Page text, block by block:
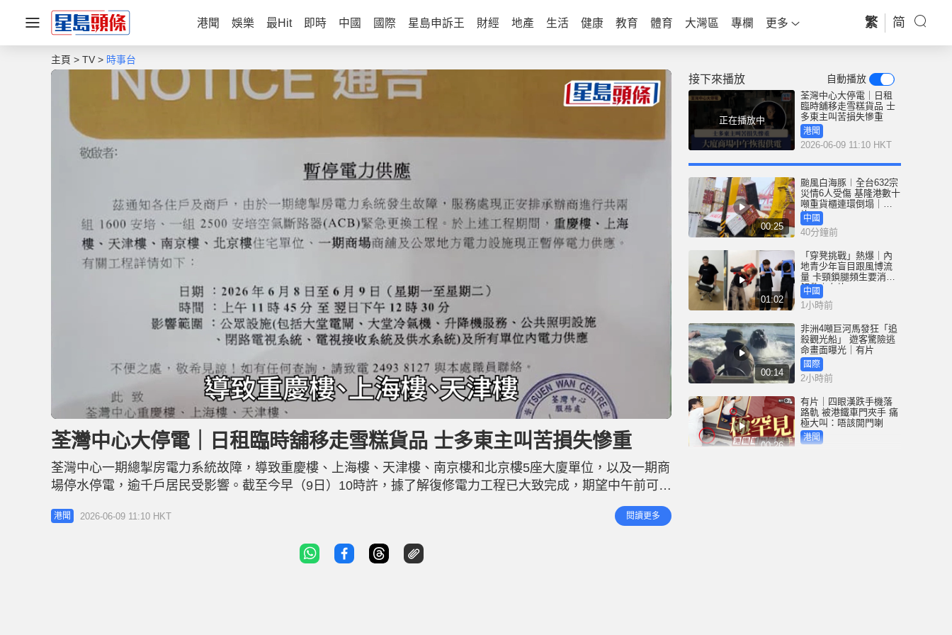
港聞 娛樂 最Hit 即時 中國 國際 星島申訴王 財經 地產 生活 健康 教育 體育 大灣區 專欄 更多 繁 简
主頁 TV 時事台
U
n
u
t
e
o
d
e
d
2
.
1
3
荃灣中心大停電｜日租臨時舖移走雪糕貨品 士多東主叫苦損失慘重
荃灣中心一期總掣房電力系統故障，導致重慶樓、上海樓、天津樓、南京樓和北京樓5座大廈單位，以及一期商
場停水停電，逾千戶居民受影響。截至今早（9日）10時許，據了解復修電力工程已大致完成，期望中午前可全
面恢復供電。有附近士多商戶生意受損，叫苦連天，店主已即時以日租形式另租舖位，移走雪糕等冰凍食品，
估計今次損失最少2萬元。 相關新聞：荃灣中心大停電｜約100人已入住臨時庇護中心 民政處派員通宵執勤照
港聞 2026-06-09 11:10 HKT 閱讀更多
接下來播放 自動播放
正在播放中
荃灣中心大停電｜日租
臨時舖移走雪糕貨品 士
多東主叫苦損失慘重
港聞
2026-06-09 11:10 HKT
00:25
颱風白海豚︱全台632宗
災情6人受傷 基隆港數十
噸重貨櫃連環倒塌｜有
片中國
40分鐘前
01:02
「穿凳挑戰」熱爆｜內
地青少年盲目跟風博流
量 卡頸鎖腿頻生要消防
解救｜有片
中國
1小時前
00:14
非洲4噸巨河馬發狂「追
殺觀光船」 遊客驚險逃
命畫面曝光｜有片
國際
2小時前
00:26
有片｜四眼漢跌手機落
路軌 被港鐵車門夾手 痛
極大叫：唔該開門喇
港聞